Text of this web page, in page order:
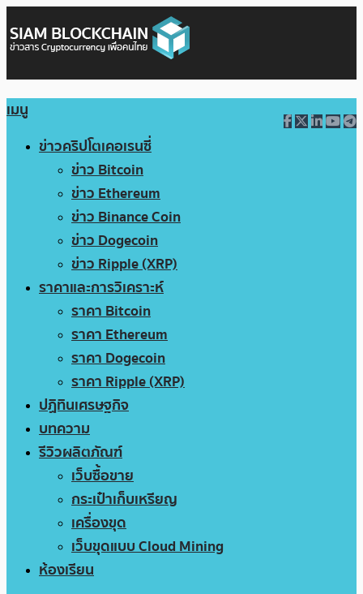
เมนู
ข่าวคริปโตเคอเรนซี่
ข่าว Bitcoin
ข่าว Ethereum
ข่าว Binance Coin
ข่าว Dogecoin
ข่าว Ripple (XRP)
ราคาและการวิเคราะห์
ราคา Bitcoin
ราคา Ethereum
ราคา Dogecoin
ราคา Ripple (XRP)
ปฏิทินเศรษฐกิจ
บทความ
รีวิวผลิตภัณฑ์
เว็บซื้อขาย
กระเป๋าเก็บเหรียญ
เครื่องขุด
เว็บขุดแบบ Cloud Mining
ห้องเรียน